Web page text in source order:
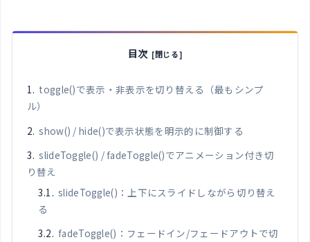
目次
toggle()で表示・非表示を切り替える（最もシンプ
ル）
show() / hide()で表示状態を明示的に制御する
slideToggle() / fadeToggle()でアニメーション付き切
り替え
slideToggle()：上下にスライドしながら切り替え
る
fadeToggle()：フェードイン/フェードアウトで切